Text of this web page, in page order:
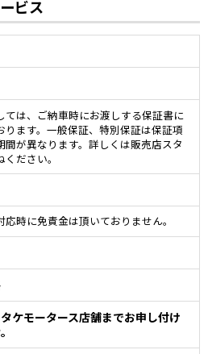
ビス
ては、ご納車時にお渡しする保証書に
ります。一般保証、特別保証は保証項
間が異なります。詳しくは販売店スタ
ださい。
応時に免責金は頂いておりません。
ケモータース店舗までお申し付け